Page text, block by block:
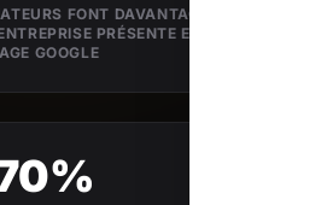
FONT DAVANTAGE
PRÉSENTE EN 1ÈRE
GOOGLE